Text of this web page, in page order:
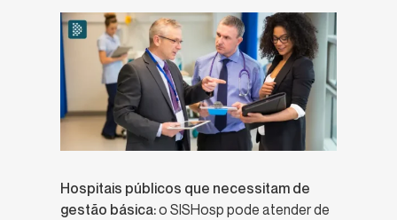
Hospitais públicos que necessitam de
gestão básica:o SISHosp pode atender de